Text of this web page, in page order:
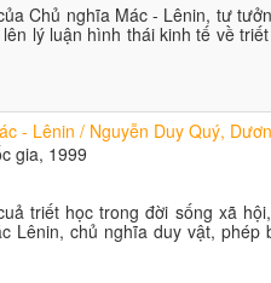
Chủ nghĩa Mác - Lênin, tư
lý luận hình thái kinh tế về
- Lênin / Nguyễn Duy Quý,
gia, 1999
triết học trong đời sống xã
Lênin, chủ nghĩa duy vật,